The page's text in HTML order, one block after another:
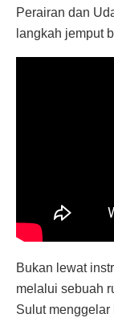
Perairan dan
langkah jemput
Bukan lewat
melalui sebuah
Sulut